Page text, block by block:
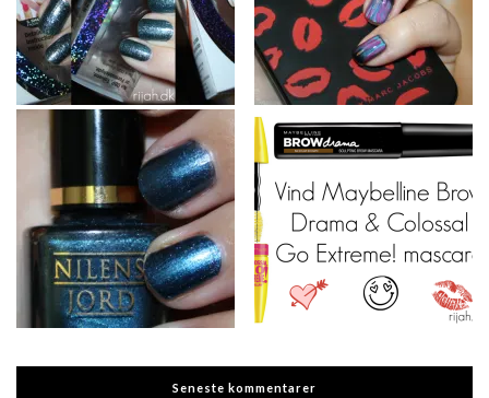
Seneste kommentarer